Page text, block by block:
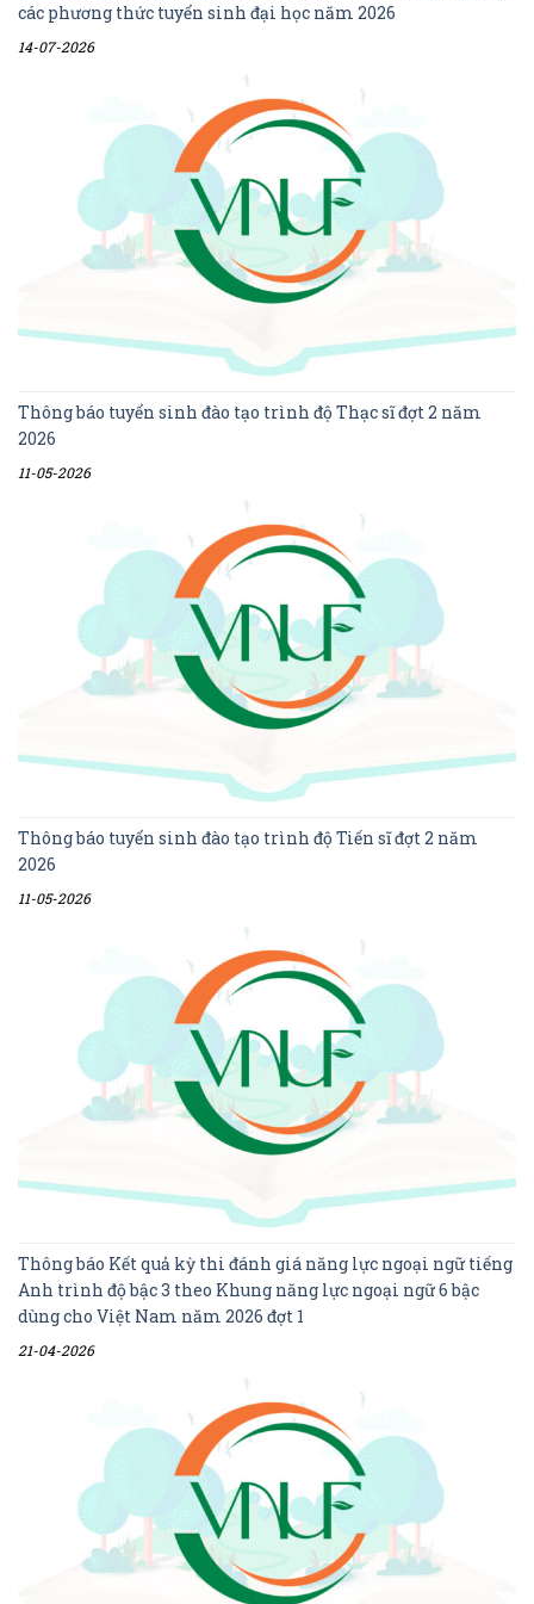
các phương thức tuyển sinh đại học năm 2026
14-07-2026
Thông báo tuyển sinh đào tạo trình độ Thạc sĩ đợt 2 năm
2026
11-05-2026
Thông báo tuyển sinh đào tạo trình độ Tiến sĩ đợt 2 năm
2026
11-05-2026
Thông báo Kết quả kỳ thi đánh giá năng lực ngoại ngữ tiếng
Anh trình độ bậc 3 theo Khung năng lực ngoại ngữ 6 bậc
dùng cho Việt Nam năm 2026 đợt 1
21-04-2026